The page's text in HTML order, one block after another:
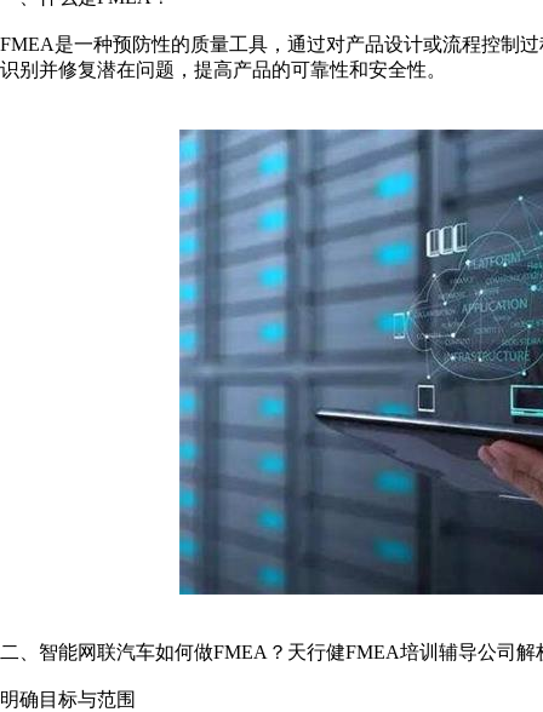
FMEA是一种预防性的质量工具，通过对产品设计或流程控制
识别并修复潜在问题，提高产品的可靠性和安全性。
二、智能网联汽车如何做FMEA？天行健FMEA培训辅导公司解
明确目标与范围